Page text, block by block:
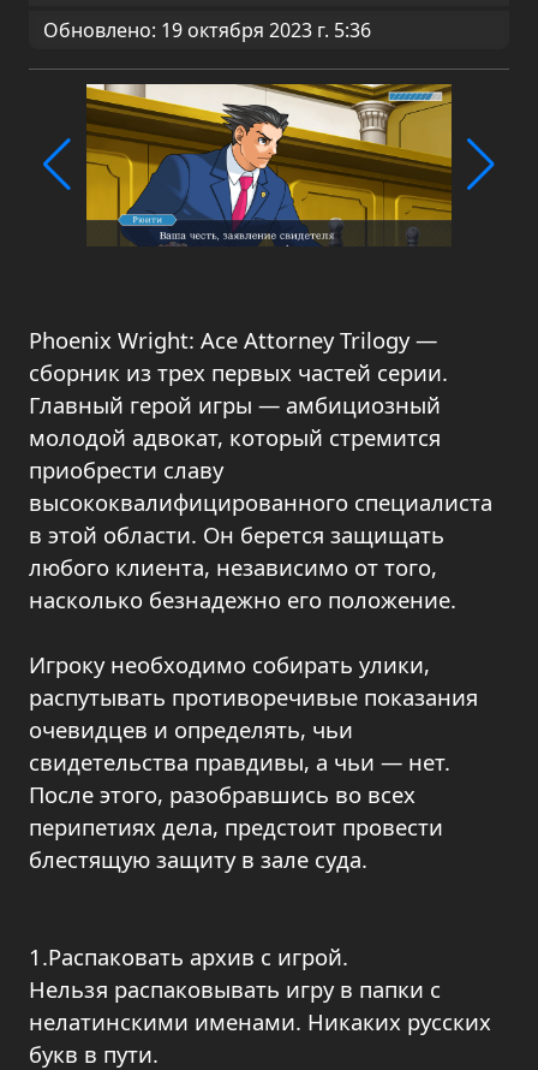
Обновлено: 19 октября 2023 г. 5:36
Phoenix Wright: Ace Attorney Trilogy —
сборник из трех первых частей серии.
Главный герой игры — амбициозный
молодой адвокат, который стремится
приобрести славу
высококвалифицированного специалиста
в этой области. Он берется защищать
любого клиента, независимо от того,
насколько безнадежно его положение.
Игроку необходимо собирать улики,
распутывать противоречивые показания
очевидцев и определять, чьи
свидетельства правдивы, а чьи — нет.
После этого, разобравшись во всех
перипетиях дела, предстоит провести
блестящую защиту в зале суда.
1.Распаковать архив с игрой.
Нельзя распаковывать игру в папки с
нелатинскими именами. Никаких русских
букв в пути.